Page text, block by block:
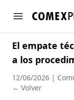
Open menu
https://
El empate
a los
12/06/2026 |
← Volver